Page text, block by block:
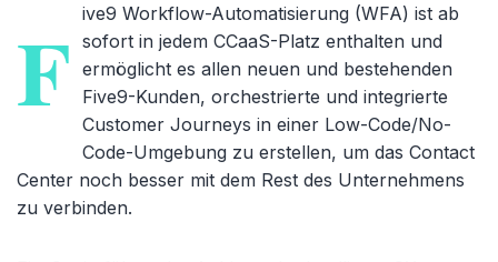
F ive9 Workflow-Automatisierung (WFA) ist ab
sofort in jedem CCaaS-Platz enthalten und
ermöglicht es allen neuen und bestehenden
Five9-Kunden, orchestrierte und integrierte
Customer Journeys in einer Low-Code/No-
Code-Umgebung zu erstellen, um das Contact
Center noch besser mit dem Rest des Unternehmens
zu verbinden.